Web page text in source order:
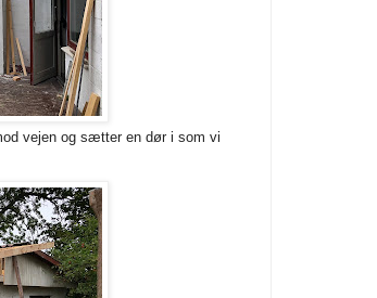
vejen og sætter en dør i som vi